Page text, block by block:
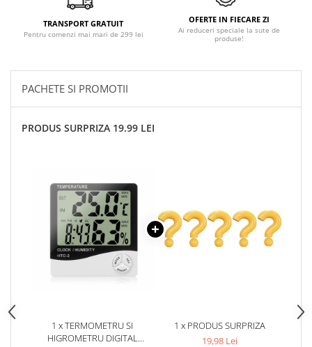
TRANSPORT GRATUIT
Pentru comenzi mai mari de 299 lei
OFERTE IN FIECARE ZI
Ai reduceri speciale la sute de
produse!
PACHETE SI PROMOTII
PRODUS SURPRIZA 19.99 LEI
1 x TERMOMETRU SI
HIGROMETRU DIGITAL
1 x PRODUS SURPRIZA
19,98 Lei